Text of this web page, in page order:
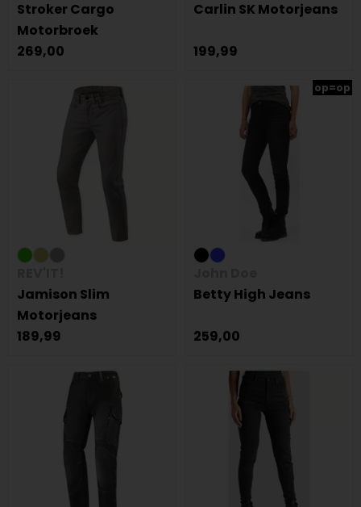
Stroker Cargo
Motorbroek
269,00
Carlin SK Motorjeans
199,99
Jamison Slim
Motorjeans
189,99
op=op
Betty High Jeans
259,00